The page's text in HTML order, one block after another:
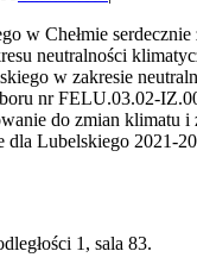
w Chełmie
chełmskiego
klimatycznej
mieszkańców
klimatycznej”
w ramach naboru
do zmian klimatu
5) programu